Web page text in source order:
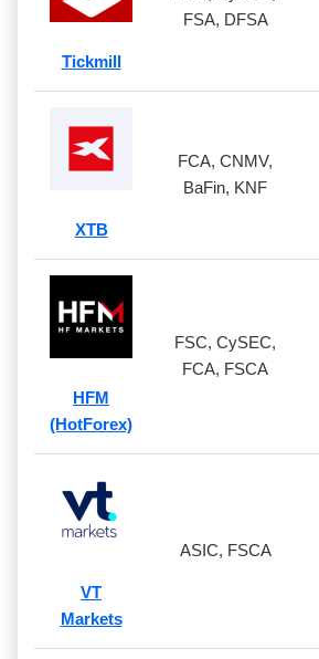
Tickmill
FSA, DFSA
XTB
FCA, CNMV,
BaFin, KNF
HFM
(HotForex)
FSC, CySEC,
FCA, FSCA
VT
Markets
ASIC, FSCA